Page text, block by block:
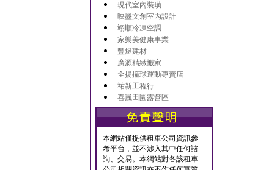
現代室內裝璜
映墨文創室內設計
翊順冷凍空調
家樂美健康事業
豐煜建材
廣源精緻搬家
全揚撞球運動專賣店
祐新工程行
喜嵐田園露營區
本網站僅提供租車公司資訊參
考平台，並不涉入其中任何諮
詢、交易。本網站對各該租車